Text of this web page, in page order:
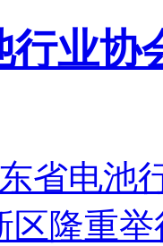
行业协
省电池
区隆重举